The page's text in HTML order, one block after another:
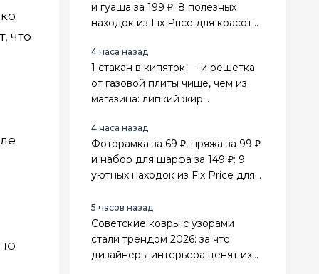
что
и гуаша за 199 ₽: 8 полезных
находок из Fix Price для красоты,
4 часа назад
1 стакан в кипяток — и решетка
от газовой плиты чище, чем из
магазина: липкий жир
4 часа назад
Фоторамка за 69 ₽, пряжа за 99 ₽
и набор для шарфа за 149 ₽: 9
уютных находок из Fix Price для
5 часов назад
Советские ковры с узорами
стали трендом 2026: за что
дизайнеры интерьера ценят их